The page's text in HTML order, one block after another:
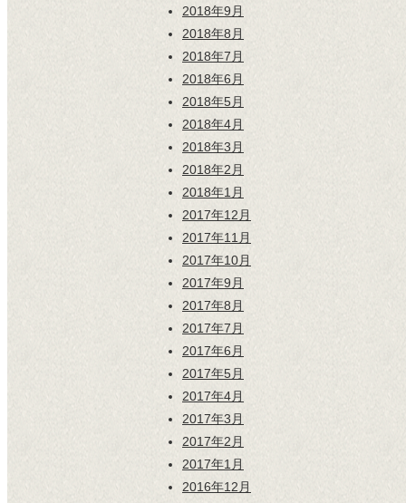
2018年9月
2018年8月
2018年7月
2018年6月
2018年5月
2018年4月
2018年3月
2018年2月
2018年1月
2017年12月
2017年11月
2017年10月
2017年9月
2017年8月
2017年7月
2017年6月
2017年5月
2017年4月
2017年3月
2017年2月
2017年1月
2016年12月